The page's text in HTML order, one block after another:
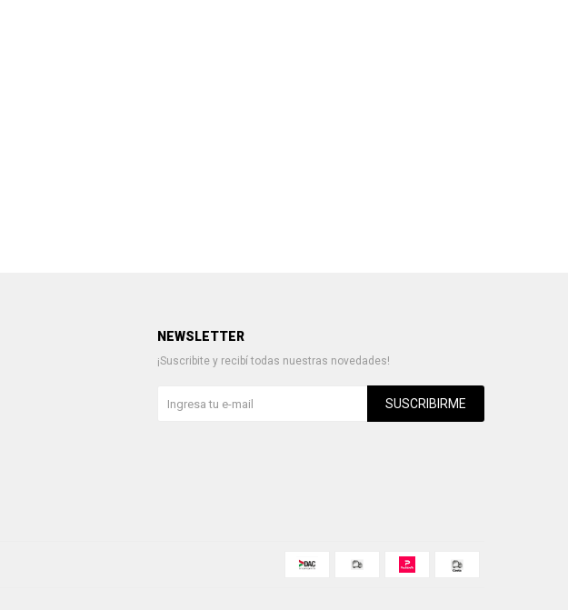
NEWSLETTER
¡Suscribite y recibí todas nuestras novedades!
SUSCRIBIRME